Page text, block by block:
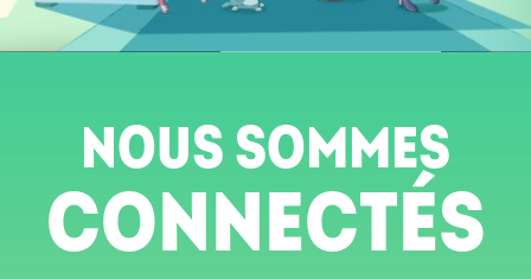
NOUS SOMMES
CONNECTÉS